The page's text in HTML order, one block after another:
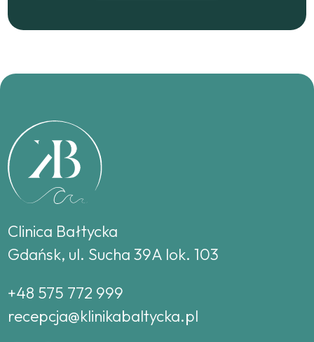
Clinica Bałtycka
Gdańsk, ul. Sucha 39A lok. 103
+48 575 772 999
recepcja@klinikabaltycka.pl